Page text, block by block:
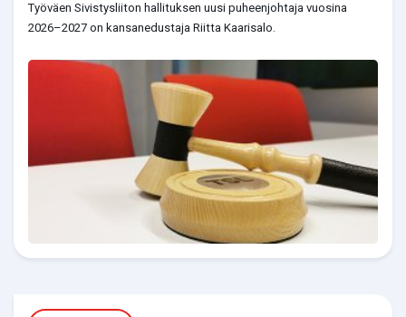
Työväen Sivistysliiton hallituksen uusi puheenjohtaja vuosina
2026–2027 on kansanedustaja Riitta Kaarisalo.